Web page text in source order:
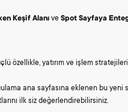
Keşif Alanı ve Spot Sayfaya
özellikle, yatırım ve işlem
ana sayfasına eklenen bu
ilk siz değerlendirebilirsiniz.